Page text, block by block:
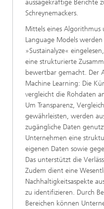
aussagekräftige Berichte
Schreynemackers.
Mittels eines Algorithmus
Language Models
»Sustainalyze«
eine strukturierte
bewertbar gemacht. Der
Machine Learning: Die
vergleicht die Rohdaten
Um Transparenz,
gewährleisten, werden
zugängliche Daten
Unternehmen eine
eigenen Daten sowie
Das unterstützt die
Zudem dient eine
Nachhaltigkeitsaspekte
zu identifizieren. Durch
Bereichen können